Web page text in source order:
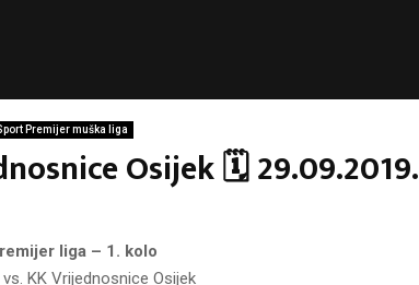
Premijer muška liga
Osijek 🗓 29.09.2019.
liga – 1. kolo
KK Vrijednosnice Osijek